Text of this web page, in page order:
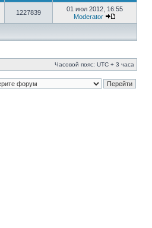
1227839
01 июл 2012, 16:55
Moderator
Часовой пояс: UTC + 3 часа